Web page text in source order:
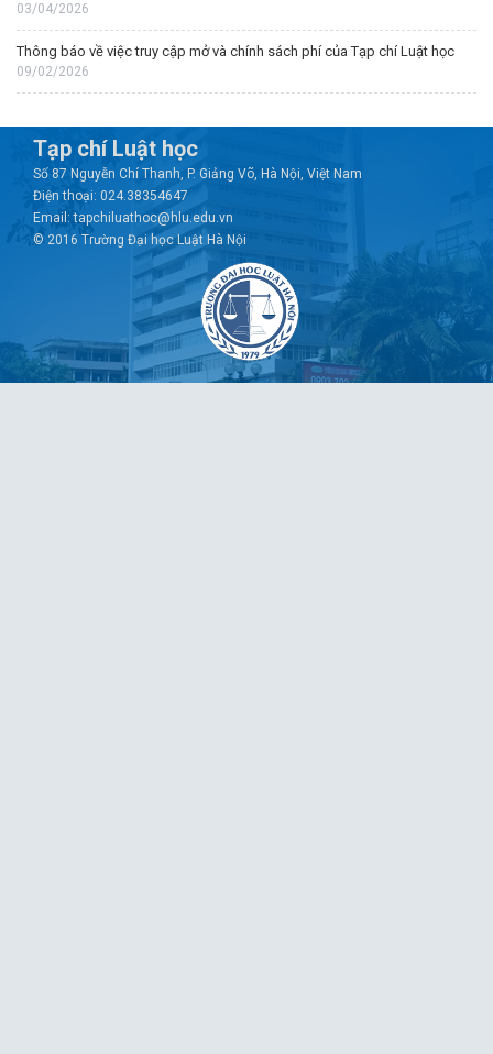
03/04/2026
Thông báo về việc truy cập mở và chính sách phí của Tạp chí Luật học
09/02/2026
Tạp chí Luật học
Số 87 Nguyễn Chí Thanh, P. Giảng Võ, Hà Nội, Việt Nam
Điện thoại: 024.38354647
Email: tapchiluathoc@hlu.edu.vn
© 2016 Trường Đại học Luật Hà Nội